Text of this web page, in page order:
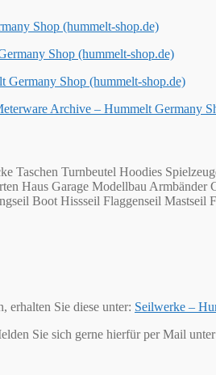
Shop (hummelt-shop.de)
Shop (hummelt-shop.de)
Germany Shop (hummelt-shop.de)
Archive – Hummelt Germany
Taschen Turnbeutel Hoodies
Haus Garage Modellbau
Boot Hissseil Flaggenseil Mastseil
erhalten Sie diese unter: Seilwerke –
Sie sich gerne hierfür per Mail unter